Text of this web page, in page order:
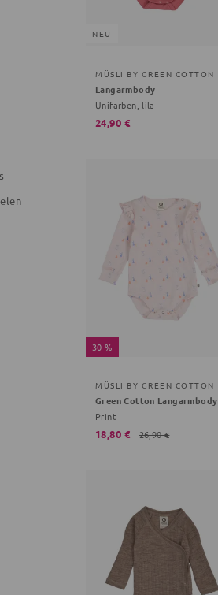
NEU
MÜSLI BY GREEN COTTON
Langarmbody
Unifarben, lila
24,90 €
30 %
MÜSLI BY GREEN COTTON
Green Cotton Langarmbody
Print
18,80 € 26,90 €